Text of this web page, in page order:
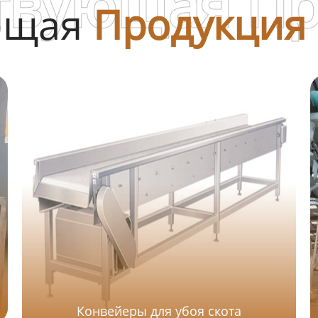
Продукция
Конвейеры для убоя скота